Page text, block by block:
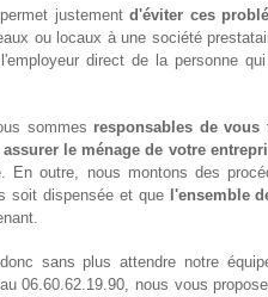
permet justementd'éviter ces
ou locaux à une société
direct de la personne
sommes responsables de
le ménage de votre
En outre, nous montons des
soit dispensée et que l'ensemble
sans plus attendre notre
au 06.60.62.19.90, nous vous